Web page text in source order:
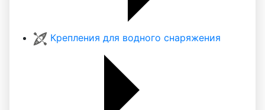
Крепления для водного снаряжения